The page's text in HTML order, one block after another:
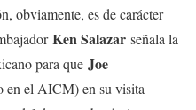
obviamente, es de carácter
Ken Salazar señala la
para que Joe
en el AICM) en su visita